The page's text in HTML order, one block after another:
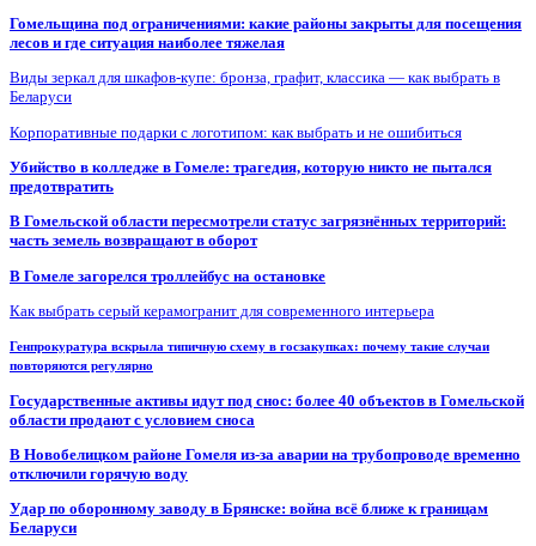
Гомельщина под ограничениями: какие районы закрыты для посещения
лесов и где ситуация наиболее тяжелая
Виды зеркал для шкафов-купе: бронза, графит, классика — как выбрать в
Беларуси
Корпоративные подарки с логотипом: как выбрать и не ошибиться
Убийство в колледже в Гомеле: трагедия, которую никто не пытался
предотвратить
В Гомельской области пересмотрели статус загрязнённых территорий:
часть земель возвращают в оборот
В Гомеле загорелся троллейбус на остановке
Как выбрать серый керамогранит для современного интерьера
Генпрокуратура вскрыла типичную схему в госзакупках: почему такие случаи
повторяются регулярно
Государственные активы идут под снос: более 40 объектов в Гомельской
области продают с условием сноса
В Новобелицком районе Гомеля из-за аварии на трубопроводе временно
отключили горячую воду
Удар по оборонному заводу в Брянске: война всё ближе к границам
Беларуси